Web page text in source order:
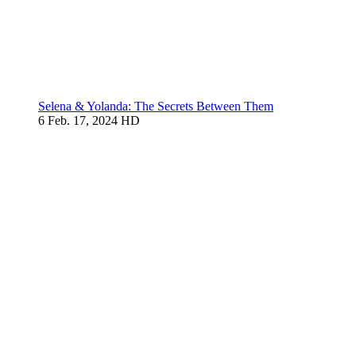
Selena & Yolanda: The Secrets Between Them
6 Feb. 17, 2024 HD